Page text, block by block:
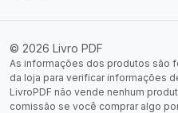
© 2026 Livro PDF
As informações dos produtos são
da loja para verificar informações
LivroPDF não vende nenhum
comissão se você comprar algo